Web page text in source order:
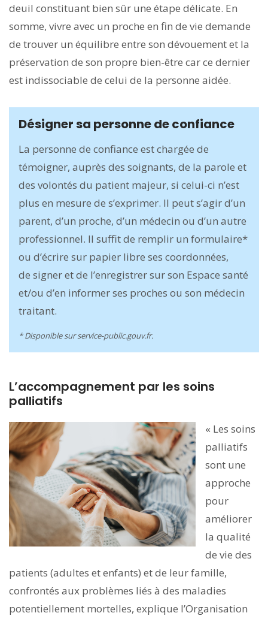
deuil constituant bien sûr une étape délicate. En
somme, vivre avec un proche en fin de vie demande
de trouver un équilibre entre son dévouement et la
préservation de son propre bien-être car ce dernier
est indissociable de celui de la personne aidée.
Désigner sa personne de confiance
La personne de confiance est chargée de
témoigner, auprès des soignants, de la parole et
des volontés du patient majeur, si celui-ci n’est
plus en mesure de s’exprimer. Il peut s’agir d’un
parent, d’un proche, d’un médecin ou d’un autre
professionnel. Il suffit de remplir un formulaire*
ou d’écrire sur papier libre ses coordonnées,
de signer et de l’enregistrer sur son Espace santé
et/ou d’en informer ses proches ou son médecin
traitant.
* Disponible sur service-public.gouv.fr.
L’accompagnement par les soins
palliatifs
« Les soins
palliatifs
sont une
approche
pour
améliorer
la ­qualité
de vie des
patients (adultes et enfants) et de leur famille,
confrontés aux problèmes liés à des maladies
potentiellement mortelles, explique l’Organisation